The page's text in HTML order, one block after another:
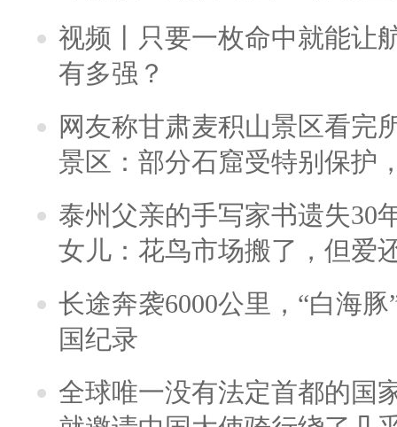
视频丨只要一枚命中就能让
有多强？
网友称甘肃麦积山景区看完
景区：部分石窟受特别保护
泰州父亲的手写家书遗失30
女儿：花鸟市场搬了，但爱
长途奔袭6000公里，“白海
国纪录
全球唯一没有法定首都的国